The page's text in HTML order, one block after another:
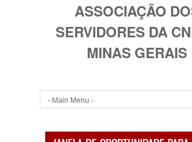
ASSOCIAÇÃO
SERVIDORES DA
MINAS GERAIS